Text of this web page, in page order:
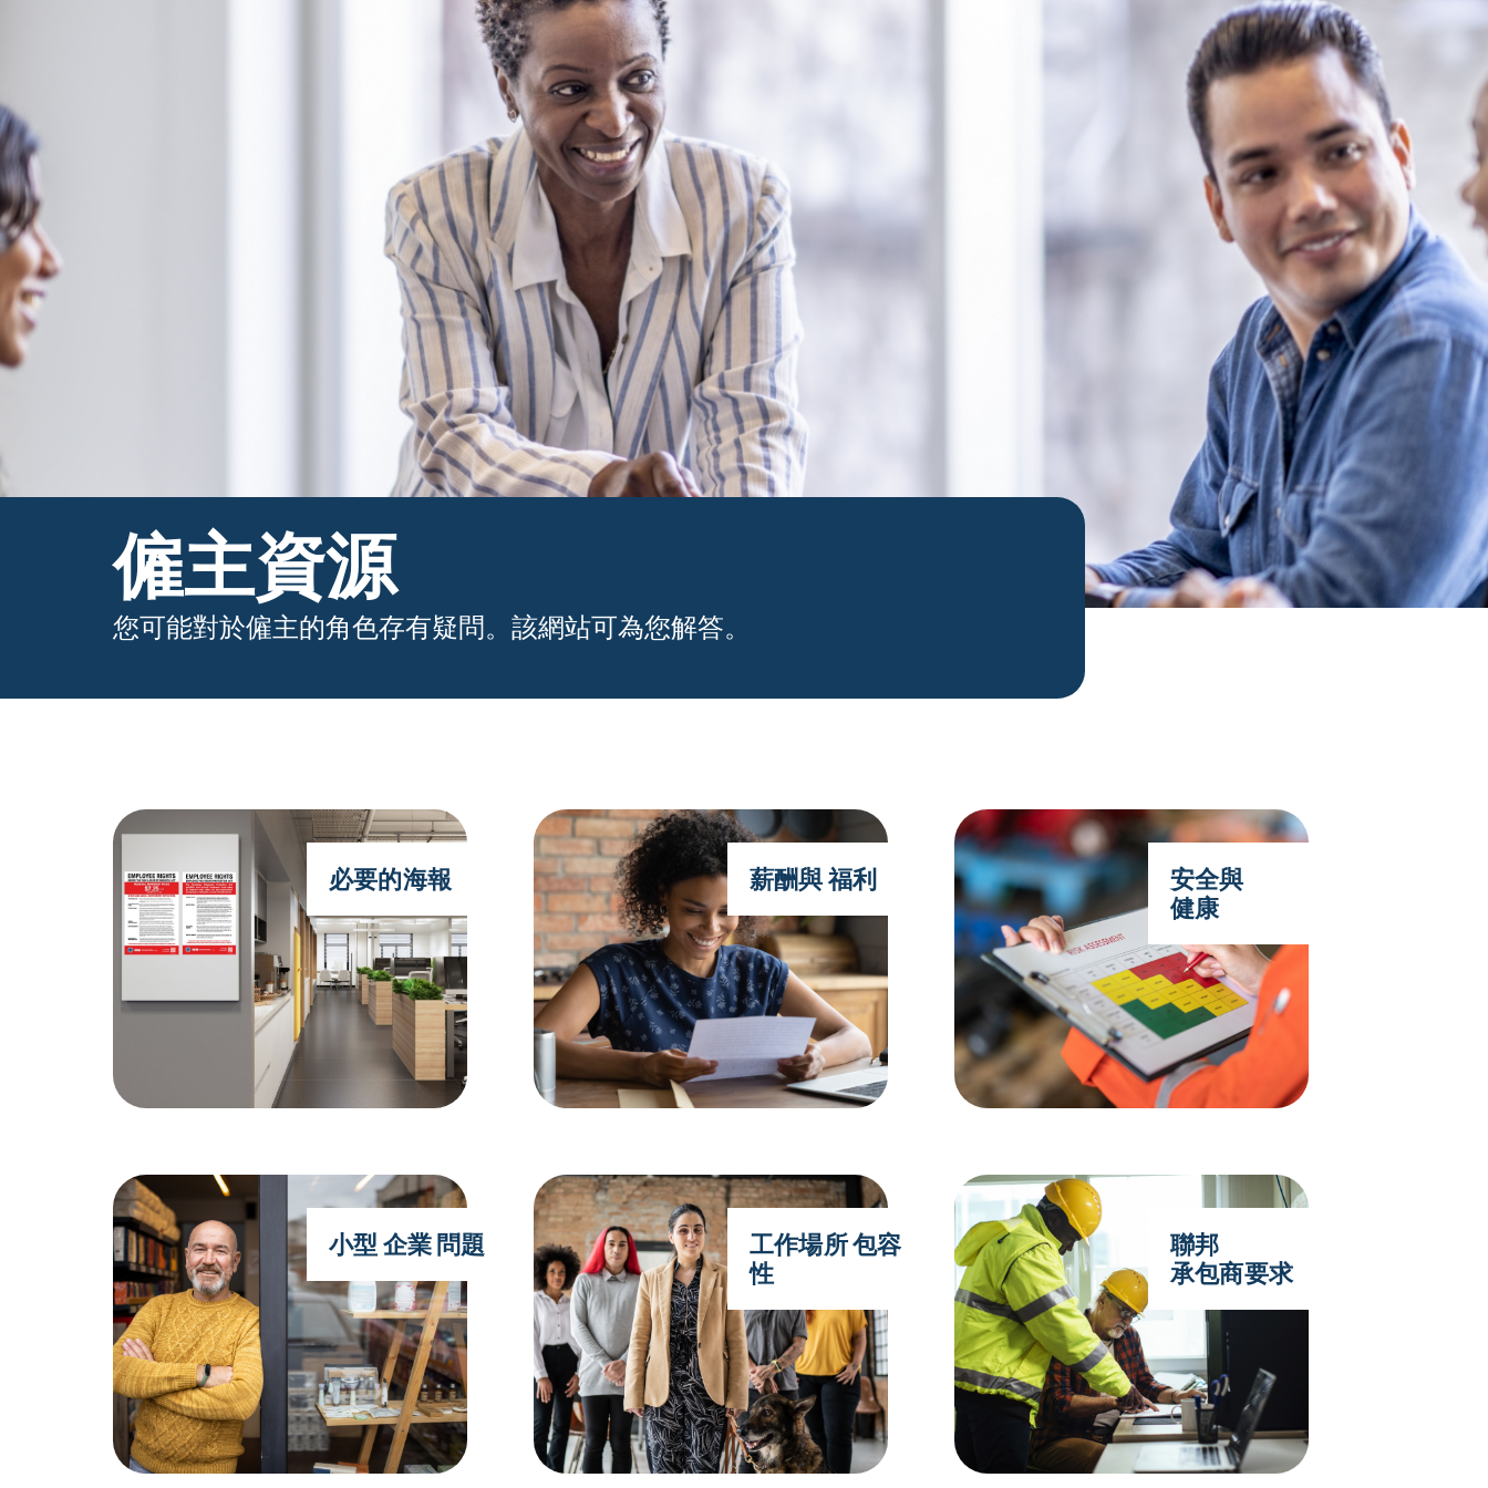
僱主資源
您可能對於僱主的角色存有疑問。該網站可為您解答。
必要的海報 薪酬與 福利
安全與
健康
小型 企業 問題
工作場所 包容
性
聯邦
承包商要求